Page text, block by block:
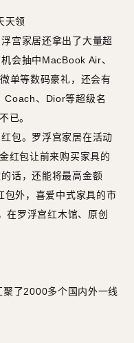
天领
宫家居还拿出了大量超
会抽中MacBook Air、
单等数码豪礼，还会有
Coach、Dior等超级名
已。
包。罗浮宫家居在活动
红包让前来购买家具的
话，还能将最高金额
包外，喜爱中式家具的市
在罗浮宫红木馆、原创
了2000多个国内外一线